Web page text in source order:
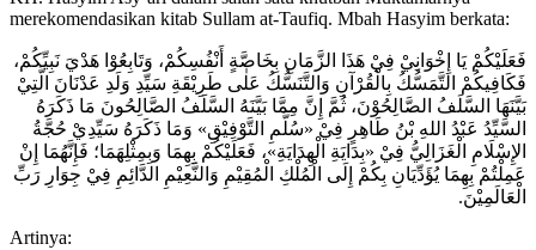
merekomendasikan kitab Sullam at-Taufiq. Mbah Hasyim berkata:
فَعَلَيْكُمْ يَا إِخْوَانِيْ فِيْ هَذَا الزَّمَانِ بِخَاصَّةٍ أَنْفُسِكُمْ، وَتَابِعُوْا هَدْيَ نَبِيِّكُمْ،
فَكَافِيكُمْ التَّمَسُّكُ بِالْقُرْآنِ وَالتَّنَسُّكُ عَلٰى طَرِيْقَةِ سَيِّدِ وَلَدِ عَدْنَانَ الَّتِيْ
بَيَّنَهَا السَّلَفُ الصَّالِحُوْنَ، ثُمَّ إِنَّ مِمَّا بَيَّنَهُ السَّلَفُ الصَّالِحُونَ مَا ذَكَرَهُ
السَّيِّدُ عَبْدُ اللهِ بْنُ طَاهِرٍ فِيْ «سُلَّمِ التَّوْفِيْقِ» وَمَا ذَكَرَهُ سَيِّدِيْ حُجَّةُ
الإِسْلَامِ الْغَزَالِيُّ فِيْ «بِدَايَةِ الْهِدَايَةِ»، فَعَلَيْكُمْ بِهِمَا وَبِمِثْلِهَمَا؛ فَإِنَّهُمَا إِنْ
عَمِلْتُمْ بِهِمَا يُؤَدِّيَانِ بِكُمْ إِلَى الْمُلْكِ الْمُقِيْمِ وَالنَّعِيْمِ الدَّائِمِ فِيْ جِوَارِ رَبِّ
الْعَالَمِيْنَ.
Artinya: